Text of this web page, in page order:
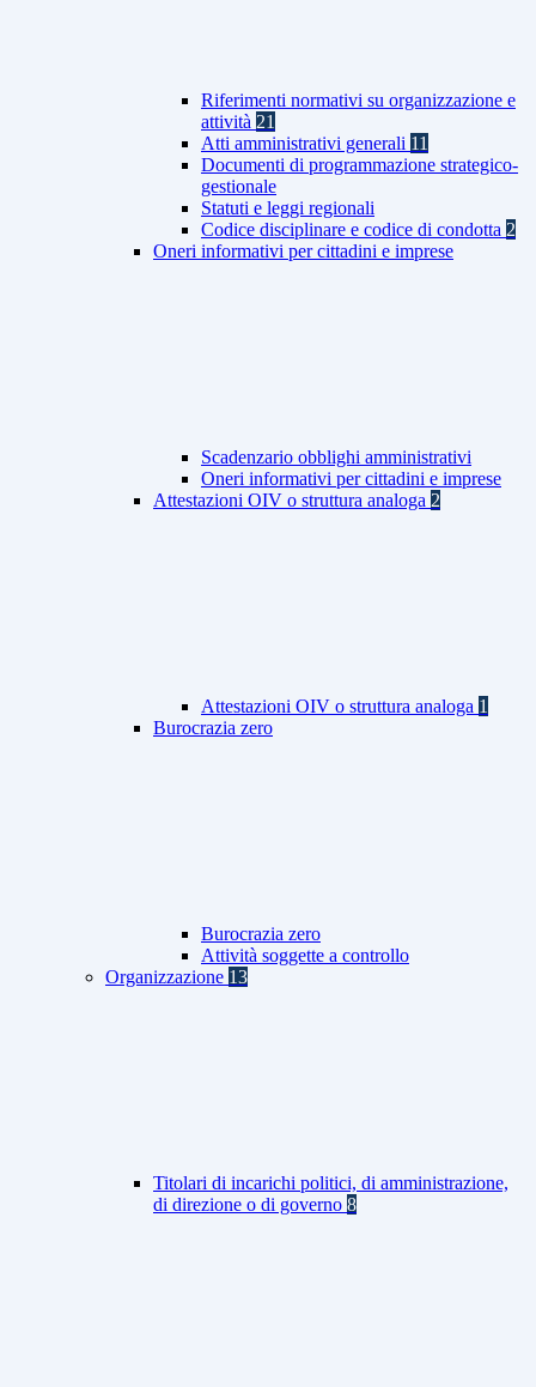
Riferimenti normativi su organizzazione e
attività 21
Atti amministrativi generali 11
Documenti di programmazione strategico-
gestionale
Statuti e leggi regionali
Codice disciplinare e codice di condotta 2
Oneri informativi per cittadini e imprese
Scadenzario obblighi amministrativi
Oneri informativi per cittadini e imprese
Attestazioni OIV o struttura analoga 2
Attestazioni OIV o struttura analoga 1
Burocrazia zero
Burocrazia zero
Attività soggette a controllo
Organizzazione 13
Titolari di incarichi politici, di amministrazione,
di direzione o di governo 8